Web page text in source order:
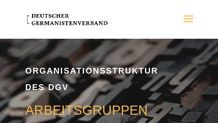
ORGANISATIONSSTRUKTUR
DES DGV
AR­BEITS­GRUP­PEN